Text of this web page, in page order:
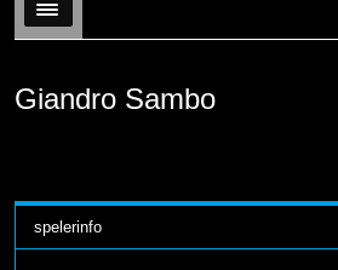
Menu
Giandro Sambo
spelerinfo